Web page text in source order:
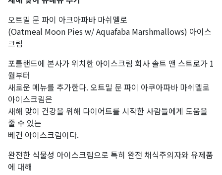
오트밀 문 파이 아크아파바 마쉬멜로
(Oatmeal Moon Pies w/ Aquafaba Marshmallows) 아이스
크림
포틀랜드에 본사가 위치한 아이스크림 회사 솔트 앤 스트로가 1
월부터
새로운 메뉴를 추가한다. 오트밀 문 파이 아쿠아파바 마쉬멜로
아이스크림은
새해 맞이 건강을 위해 다이어트를 시작한 사람들에게 도움을
줄 수 있는
베건 아이스크림이다.
완전한 식물성 아이스크림으로 특히 완전 채식주의자와 유제품
에 대해